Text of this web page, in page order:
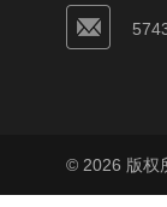
© 2026 版权